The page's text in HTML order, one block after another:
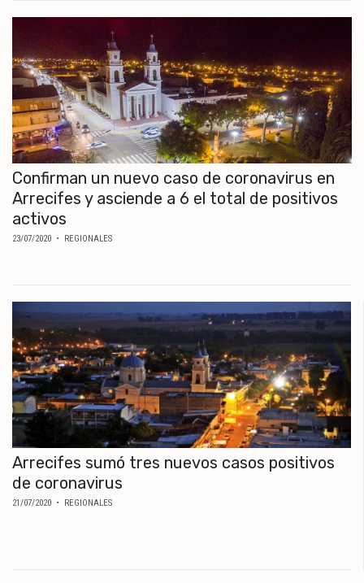
Confirman un nuevo caso de coronavirus en
Arrecifes y asciende a 6 el total de positivos
activos
23/07/2020 • REGIONALES
Arrecifes sumó tres nuevos casos positivos
de coronavirus
21/07/2020 • REGIONALES